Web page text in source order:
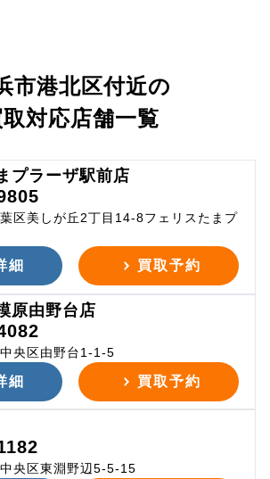
市港北区付近の
取対応店舗一覧
プラーザ駅前店
区美しが丘2丁目14-8フェリスたまプ
細 買取予約
原由野台店
央区由野台1-1-5
細 買取予約
央区東淵野辺5-5-15